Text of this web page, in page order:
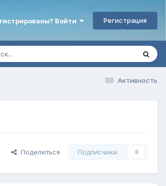
Войти Регистрация
Активность
Поделиться Подписчики 0